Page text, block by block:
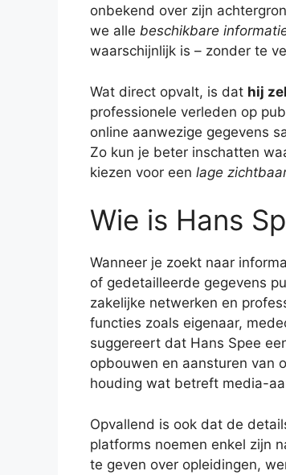
onbekend over zijn
we alle beschikbare
waarschijnlijk is – zonder te
Wat direct opvalt, is dat hij
professionele verleden op
online aanwezige gegevens
Zo kun je beter inschatten
kiezen voor een lage
Wie is Hans
Wanneer je zoekt naar
of gedetailleerde gegevens
zakelijke netwerken en
functies zoals eigenaar,
suggereert dat Hans Spee
opbouwen en aansturen van
houding wat betreft media-
Opvallend is ook dat de
platforms noemen enkel zijn
te geven over opleidingen,